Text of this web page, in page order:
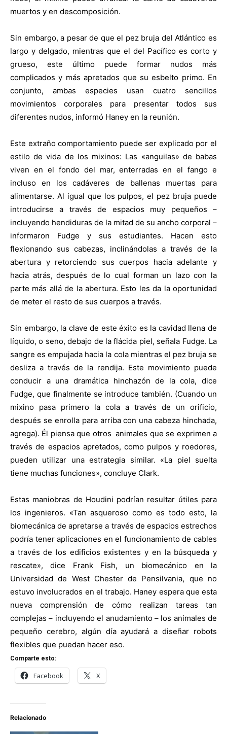
muertos y en descomposición.
Sin embargo, a pesar de que el pez bruja del Atlántico es
largo y delgado, mientras que el del Pacífico es corto y
grueso, este último puede formar nudos más
complicados y más apretados que su esbelto primo. En
conjunto, ambas especies usan cuatro sencillos
movimientos corporales para presentar todos sus
diferentes nudos, informó Haney en la reunión.
Este extraño comportamiento puede ser explicado por el
estilo de vida de los mixinos: Las «anguilas» de babas
viven en el fondo del mar, enterradas en el fango e
incluso en los cadáveres de ballenas muertas para
alimentarse. Al igual que los pulpos, el pez bruja puede
introducirse a través de espacios muy pequeños –
incluyendo hendiduras de la mitad de su ancho corporal –
informaron Fudge y sus estudiantes. Hacen esto
flexionando sus cabezas, inclinándolas a través de la
abertura y retorciendo sus cuerpos hacia adelante y
hacia atrás, después de lo cual forman un lazo con la
parte más allá de la abertura. Esto les da la oportunidad
de meter el resto de sus cuerpos a través.
Sin embargo, la clave de este éxito es la cavidad llena de
líquido, o seno, debajo de la flácida piel, señala Fudge. La
sangre es empujada hacia la cola mientras el pez bruja se
desliza a través de la rendija. Este movimiento puede
conducir a una dramática hinchazón de la cola, dice
Fudge, que finalmente se introduce también. (Cuando un
mixino pasa primero la cola a través de un orificio,
después se enrolla para arriba con una cabeza hinchada,
agrega). Él piensa que otros animales que se exprimen a
través de espacios apretados, como pulpos y roedores,
pueden utilizar una estrategia similar. «La piel suelta
tiene muchas funciones», concluye Clark.
Estas maniobras de Houdini podrían resultar útiles para
los ingenieros. «Tan asqueroso como es todo esto, la
biomecánica de apretarse a través de espacios estrechos
podría tener aplicaciones en el funcionamiento de cables
a través de los edificios existentes y en la búsqueda y
rescate», dice Frank Fish, un biomecánico en la
Universidad de West Chester de Pensilvania, que no
estuvo involucrados en el trabajo. Haney espera que esta
nueva comprensión de cómo realizan tareas tan
complejas – incluyendo el anudamiento – los animales de
pequeño cerebro, algún día ayudará a diseñar robots
flexibles que puedan hacer eso.
Comparte esto:
Facebook X
Relacionado